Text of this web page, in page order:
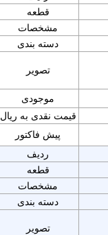
قطعه
مشخصات
دسته بندی
تصویر
موجودی
قیمت نقدی به ریال
پیش فاکتور
ردیف
قطعه
مشخصات
دسته بندی
تصویر